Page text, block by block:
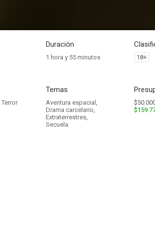
Duración
1 hora y 55 minutos 18+
Terror
Temas
Aventura espacial ,
Drama carcelario,
Extraterrestres,
Secuela